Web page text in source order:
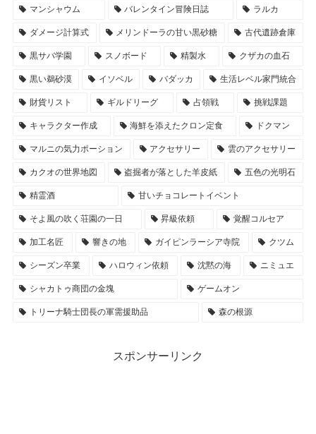
マンシャウム バレンタイン冒険日誌 ラルカ
ダメージ計算式 メリンドーラの甘い黒砂糖 古代遺跡倉庫
黒サバ学園 スノボード 精製水 クザカの血石
黒い鵜砂漠 イソベル バダッカ 生活レベル家門統合
財貨リスト ギルドリーグ 占領戦 挑戦課題
キャラクター作成 海鮮を添えたクロン定食 ドクマン
マルニの気力ポーション アクセサリー 雲のアクセサリー
カクオの世界地図 盗掘者が落とした羊皮紙 五色の光明石
精霊酒 甘いチョコレートイベント
そよ風の吹く荘園の一日 昇級依頼 覚醒コルセア
加工名匠 響きの地 ガイピンラーシア寺院 クツム
シーズン卒業 ハロウィン依頼 沈黙の海 ニミュエ
シャカトゥ商団の金塊 ゲームオン
トリーナ騎士団長の軍需援助品 森の根源
スポンサーリンク